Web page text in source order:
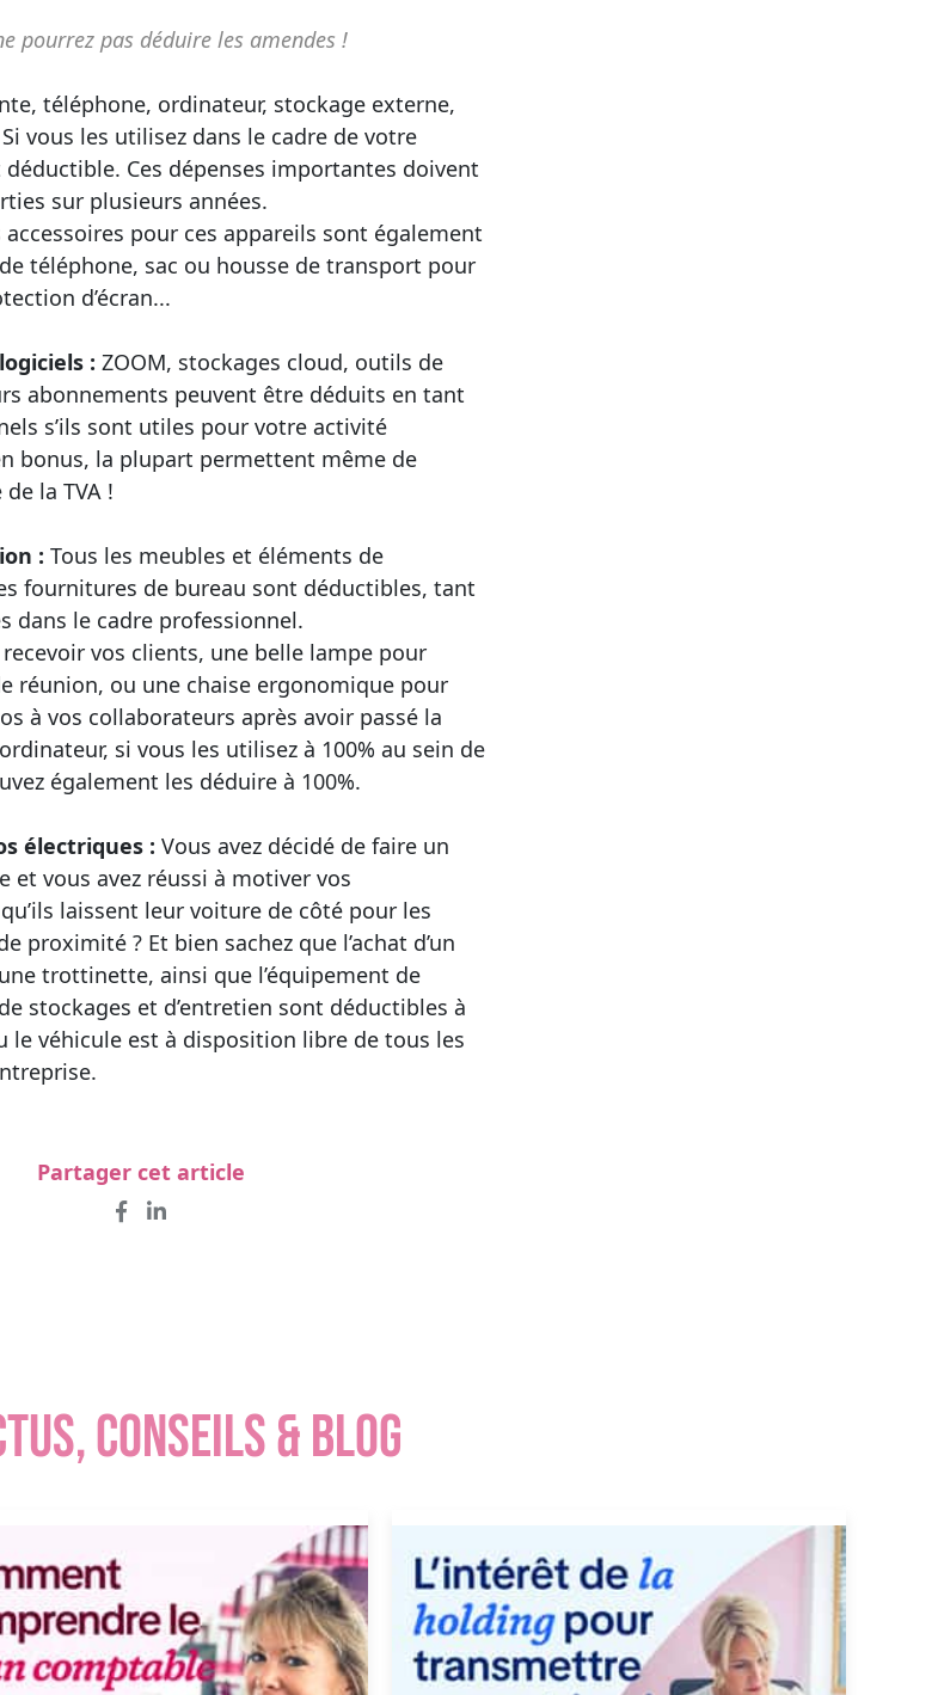
pourrez pas déduire les amendes !
téléphone, ordinateur, stockage externe,
vous les utilisez dans le cadre de votre
Ces dépenses importantes doivent
sur plusieurs années.
accessoires pour ces appareils sont également
téléphone, sac ou housse de transport pour
d’écran...
: ZOOM, stockages cloud, outils de
abonnements peuvent être déduits en tant
s’ils sont utiles pour votre activité
bonus, la plupart permettent même de
la TVA !
: Tous les meubles et éléments de
fournitures de bureau sont déductibles, tant
dans le cadre professionnel.
vos clients, une belle lampe pour
réunion, ou une chaise ergonomique pour
à vos collaborateurs après avoir passé la
si vous les utilisez à 100% au sein de
également les déduire à 100%.
électriques : Vous avez décidé de faire un
et vous avez réussi à motiver vos
laissent leur voiture de côté pour les
proximité ? Et bien sachez que l’achat d’un
trottinette, ainsi que l’équipement de
stockages et d’entretien sont déductibles à
le véhicule est à disposition libre de tous les
Partager cet article
CONSEILS & BLOG